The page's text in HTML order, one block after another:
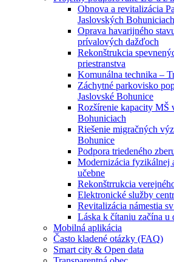
Obnova a revitalizácia
Jaslovských Bohuniciach
Oprava havarijného
prívalových dažďoch
Rekonštrukcia
priestranstva
Komunálna technika –
Záchytné parkovisko
Jaslovské Bohunice
Rozšírenie kapacity MŠ
Bohuniciach
Riešenie migračných
Bohunice
Podpora triedeného
Modernizácia fyzikálnej
učebne
Rekonštrrukcia
Elektronické služby
Revitalizácia námestia
Láska k čítaniu začína u
Mobilná aplikácia
Často kladené otázky (FAQ)
Smart city & Open data